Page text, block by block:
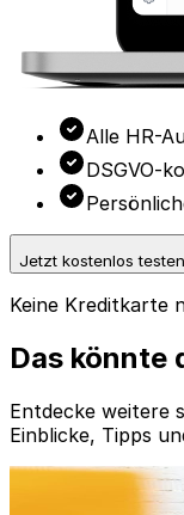
Alle HR-
DSGVO-
Jetzt kostenlos testen
Keine Kreditkarte
Das könnte
Entdecke weitere
Einblicke, Tipps